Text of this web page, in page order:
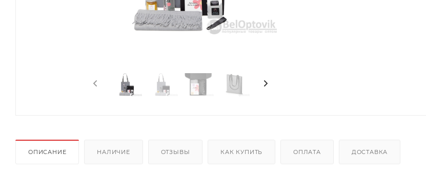
ОПИСАНИЕ НАЛИЧИЕ ОТЗЫВЫ КАК КУПИТЬ ОПЛАТА ДОСТАВКА